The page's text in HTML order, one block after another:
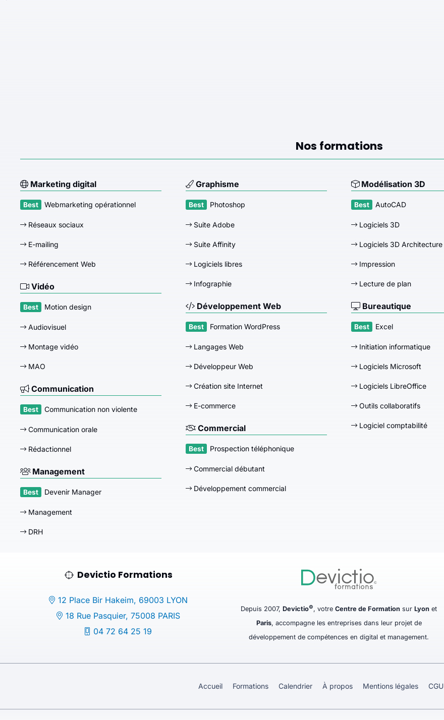
Nos formations
Marketing digital
Webmarketing opérationnel
Réseaux sociaux
E-mailing
Référencement Web
Vidéo
Motion design
Audiovisuel
Montage vidéo
MAO
Communication
Communication non violente
Communication orale
Rédactionnel
Management
Devenir Manager
Management
DRH
Graphisme
Photoshop
Suite Adobe
Suite Affinity
Logiciels libres
Infographie
Développement Web
Formation WordPress
Langages Web
Développeur Web
Création site Internet
E-commerce
Commercial
Prospection téléphonique
Commercial débutant
Développement commercial
Modélisation 3D
AutoCAD
Logiciels 3D
Logiciels 3D Architecture
Impression
Lecture de plan
Bureautique
Excel
Initiation informatique
Logiciels Microsoft
Logiciels LibreOffice
Outils collaboratifs
Logiciel comptabilité
Devictio Formations
12 Place Bir Hakeim, 69003 LYON
18 Rue Pasquier, 75008 PARIS
04 72 64 25 19
Depuis 2007,Devictio©, votreCentre de Formation surLyon et
Paris, accompagne les entreprises dans leur projet de
développement de compétences en digital et management.
Accueil Formations Calendrier À propos Mentions légales CGU